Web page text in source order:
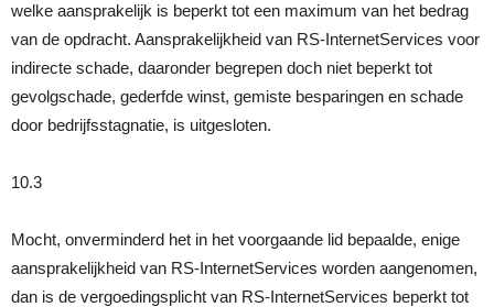
welke aansprakelijk is beperkt tot een maximum van het bedrag
van de opdracht. Aansprakelijkheid van RS-InternetServices voor
indirecte schade, daaronder begrepen doch niet beperkt tot
gevolgschade, gederfde winst, gemiste besparingen en schade
door bedrijfsstagnatie, is uitgesloten.
10.3
Mocht, onverminderd het in het voorgaande lid bepaalde, enige
aansprakelijkheid van RS-InternetServices worden aangenomen,
dan is de vergoedingsplicht van RS-InternetServices beperkt tot